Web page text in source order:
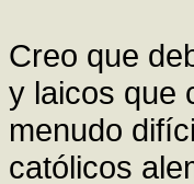
Creo que
y laicos que
menudo
católicos